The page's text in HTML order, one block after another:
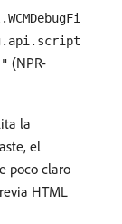
(NPR-
la
el
poco claro
HTML